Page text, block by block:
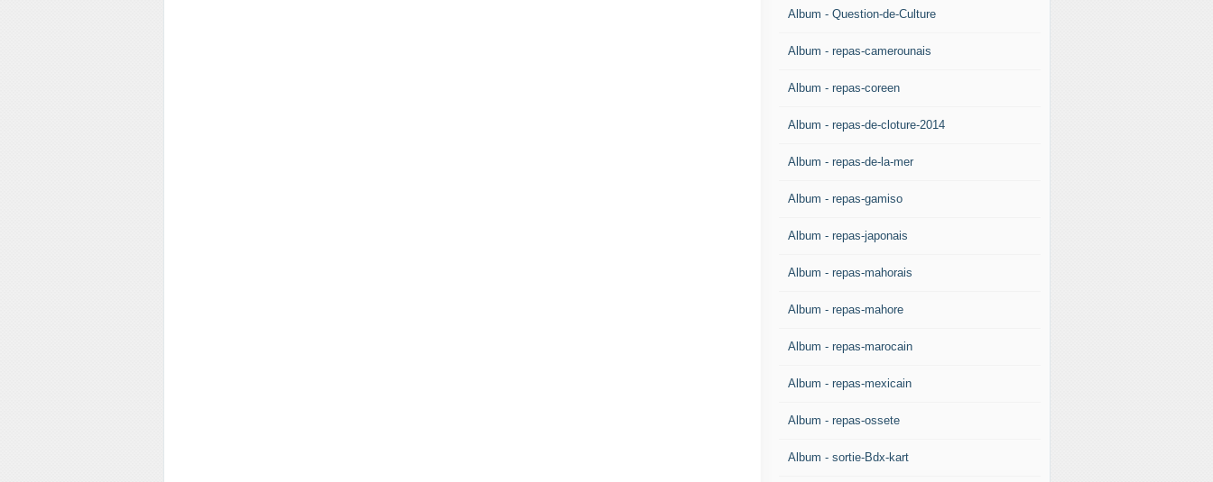
Album - Question-de-Culture
Album - repas-camerounais
Album - repas-coreen
Album - repas-de-cloture-2014
Album - repas-de-la-mer
Album - repas-gamiso
Album - repas-japonais
Album - repas-mahorais
Album - repas-mahore
Album - repas-marocain
Album - repas-mexicain
Album - repas-ossete
Album - sortie-Bdx-kart